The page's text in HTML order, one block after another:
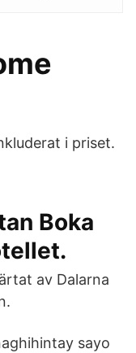
i priset.
Boka
av Dalarna
sayo